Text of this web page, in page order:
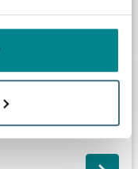
de salle de